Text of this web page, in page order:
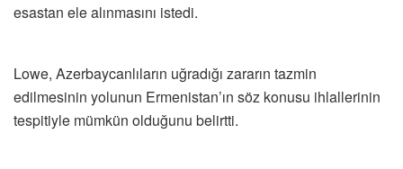
esastan ele alınmasını istedi.
Lowe, Azerbaycanlıların uğradığı zararın tazmin
edilmesinin yolunun Ermenistan’ın söz konusu ihlallerinin
tespitiyle mümkün olduğunu belirtti.